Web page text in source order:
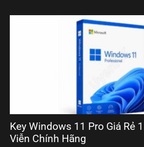
Key Windows 11 Pro Giá Rẻ
Viễn Chính Hãng